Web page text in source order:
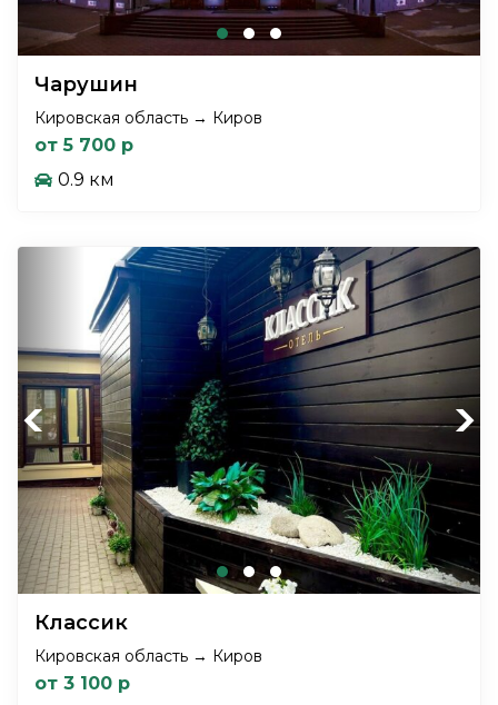
Чарушин
Кировская область → Киров
от 5 700 р
0.9 км
Previous Next
Классик
Кировская область → Киров
от 3 100 р